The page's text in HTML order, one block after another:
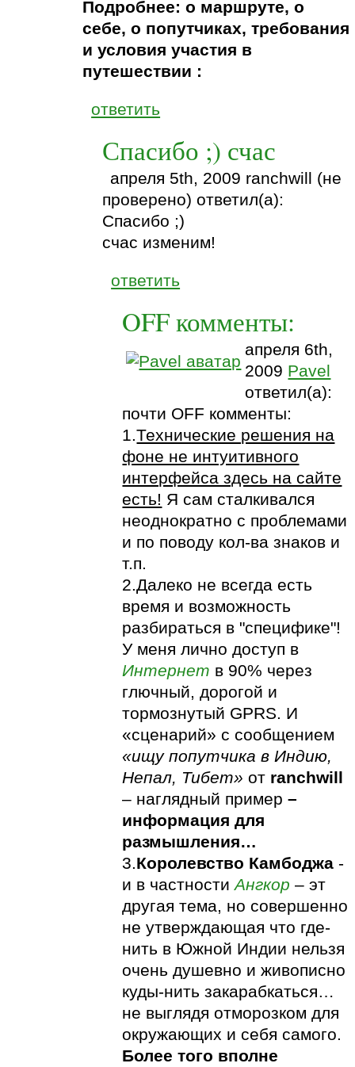
Подробнее: о маршруте, о
себе, о попутчиках, требования
и условия участия в
путешествии :
ответить
Спасибо ;) счас
апреля 5th, 2009 ranchwill (не
проверено) ответил(а):
Спасибо ;)
счас изменим!
ответить
OFF комменты:
апреля 6th,
2009 Pavel
ответил(а):
почти OFF комменты:
1.Технические решения на
фоне не интуитивного
интерфейса здесь на сайте
есть! Я сам сталкивался
неоднократно с проблемами
и по поводу кол-ва знаков и
т.п.
2.Далеко не всегда есть
время и возможность
разбираться в "специфике"!
У меня лично доступ в
Интернет в 90% через
глючный, дорогой и
тормознутый GPRS. И
«сценарий» с сообщением
«ищу попутчика в Индию,
Непал, Тибет» от ranchwill
– наглядный пример–
информация для
размышления…
3.Королевство Камбоджа -
и в частностиАнгкор – эт
другая тема, но совершенно
не утверждающая что где-
нить в Южной Индии нельзя
очень душевно и живописно
куды-нить закарабкаться…
не выглядя отморозком для
окружающих и себя самого.
Более того вполне